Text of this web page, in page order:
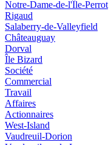
Notre-Dame-de-l'Île-Perrot
Rigaud
Salaberry-de-Valleyfield
Châteauguay
Dorval
Île Bizard
Société
Commercial
Travail
Affaires
Actionnaires
West-Island
Vaudreuil-Dorion